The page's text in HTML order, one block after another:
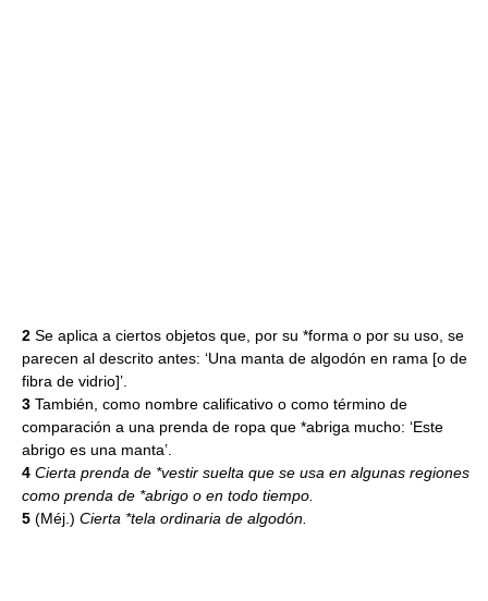
2 Se aplica a ciertos objetos que, por su *forma o por su uso, se
parecen al descrito antes: ‘Una manta de algodón en rama [o de
fibra de vidrio]’.
3 También, como nombre calificativo o como término de
comparación a una prenda de ropa que *abriga mucho: ‘Este
abrigo es una manta’.
4 Cierta prenda de *vestir suelta que se usa en algunas regiones
como prenda de *abrigo o en todo tiempo.
5 (Méj.) Cierta *tela ordinaria de algodón.